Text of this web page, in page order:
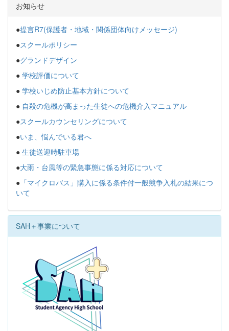
お知らせ
●提言R7(保護者・地域・関係団体向けメッセージ)
●スクールポリシー
●グランドデザイン
● 学校評価について
● 学校いじめ防止基本方針について
● 自殺の危機が高まった生徒への危機介入マニュアル
●スクールカウンセリングについて
●いま、悩んでいる君へ
● 生徒送迎時駐車場
●大雨・台風等の緊急事態に係る対応について
● 「マイクロバス」購入に係る条件付一般競争入札の結果につ
いて
SAH＋事業について